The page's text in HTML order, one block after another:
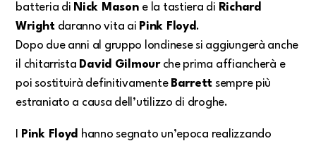
batteria di Nick Mason e la tastiera di Richard
Wrightdaranno vita ai Pink Floyd .
Dopo due anni al gruppo londinese si aggiungerà anche
il chitarrista David Gilmourche prima affiancherà e
poi sostituirà definitivamente Barrett sempre più
estraniato a causa dell’utilizzo di droghe.
Pink Floyd hanno segnato un’epoca realizzando